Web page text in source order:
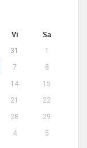
Vi Sa
31
1
7
8
14
15
21
22
28
29
4 5